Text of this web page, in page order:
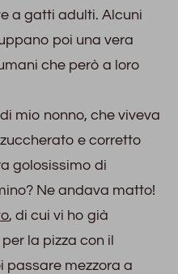
a gatti adulti. Alcuni
poi una vera
che però a loro
mio nonno, che viveva
e corretto
golosissimo di
Ne andava matto!
, di cui vi ho già
la pizza con il
passare mezzora a